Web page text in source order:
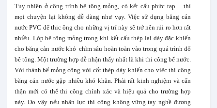
Tuy nhiên ở công trình bê tông mỏng, có kết cấu phức tạp… thì
mọi chuyện lại không dễ dàng như vạy. Việc sử dụng băng cản
nước PVC để thic ông cho những vị trí này sẽ trở nên rủi ro hơn rất
nhiều. Lớp bê tông mỏng trong khi kết cấu thép lại dày đặc khiến
cho băng cản nước khó chìm sâu hoàn toàn vào trong quá trình đổ
bê tông. Một trường hợp dễ nhận thấy nhất là khi thi công bể nước.
Với thành bể mỏng công với cốt thép dày khiến cho việc thi công
băng cản nước gặp nhiều khó khăn. Phải rất kinh nghiệm và cẩn
thận mới có thể thi công chính xác và hiệu quả cho trường hợp
này. Do vậy nếu nhân lực thi công không vững tay nghề đương